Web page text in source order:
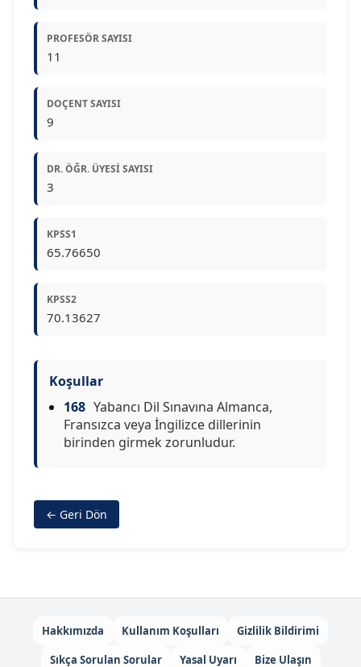
PROFESÖR SAYISI
11
DOÇENT SAYISI
9
DR. ÖĞR. ÜYESI SAYISI
3
KPSS1
65.76650
KPSS2
70.13627
Koşullar
168 Yabancı Dil Sınavına Almanca,
Fransızca veya İngilizce dillerinin
birinden girmek zorunludur.
← Geri Dön
Hakkımızda Kullanım Koşulları
Gizlilik Bildirimi
Sıkça Sorulan Sorular
Yasal Uyarı Bize Ulaşın